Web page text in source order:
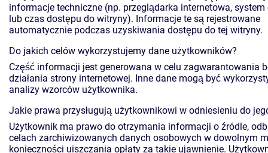
informacje techniczne (np. przeglądarka internetowa, system
lub czas dostępu do witryny). Informacje te są rejestrowane
automatycznie podczas uzyskiwania dostępu do tej witryny.
Do jakich celów wykorzystujemy dane użytkowników?
Część informacji jest generowana w celu zagwarantowania
działania strony internetowej. Inne dane mogą być
analizy wzorców użytkownika.
Jakie prawa przysługują użytkownikowi w odniesieniu do
Użytkownik ma prawo do otrzymania informacji o źródle,
celach zarchiwizowanych danych osobowych w dowolnym
konieczności uiszczania opłaty za takie ujawnienie.